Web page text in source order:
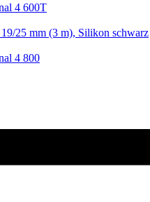
4 600T
25 mm (3 m), Silikon schwarz
4 800